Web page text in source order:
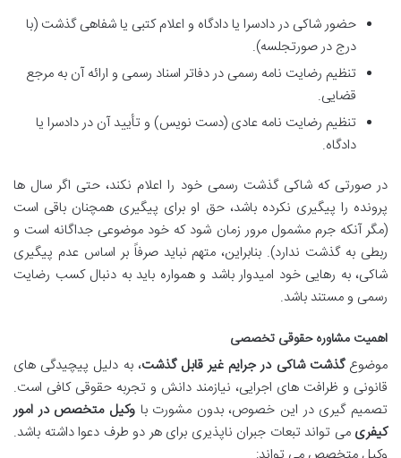
حضور شاکی در دادسرا یا دادگاه و اعلام کتبی یا شفاهی گذشت (با
درج در صورتجلسه).
تنظیم رضایت نامه رسمی در دفاتر اسناد رسمی و ارائه آن به مرجع
قضایی.
تنظیم رضایت نامه عادی (دست نویس) و تأیید آن در دادسرا یا
دادگاه.
در صورتی که شاکی گذشت رسمی خود را اعلام نکند، حتی اگر سال ها
پرونده را پیگیری نکرده باشد، حق او برای پیگیری همچنان باقی است
(مگر آنکه جرم مشمول مرور زمان شود که خود موضوعی جداگانه است و
ربطی به گذشت ندارد). بنابراین، متهم نباید صرفاً بر اساس عدم پیگیری
شاکی، به رهایی خود امیدوار باشد و همواره باید به دنبال کسب رضایت
رسمی و مستند باشد.
اهمیت مشاوره حقوقی تخصصی
موضوعگذشت شاکی در جرایم غیر قابل گذشت، به دلیل پیچیدگی های
قانونی و ظرافت های اجرایی، نیازمند دانش و تجربه حقوقی کافی است.
تصمیم گیری در این خصوص، بدون مشورت باوکیل متخصص در امور
کیفری می تواند تبعات جبران ناپذیری برای هر دو طرف دعوا داشته باشد.